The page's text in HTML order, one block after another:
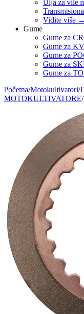
Ulja za vile
Vidite više →
Gume
Gume za
Gume za
Gume za
Gume za
Gume za
Početna/Motokultivatori/
MOTOKULTIVATORE/